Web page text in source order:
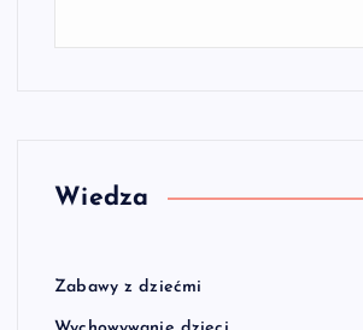
Wiedza
Zabawy z dziećmi